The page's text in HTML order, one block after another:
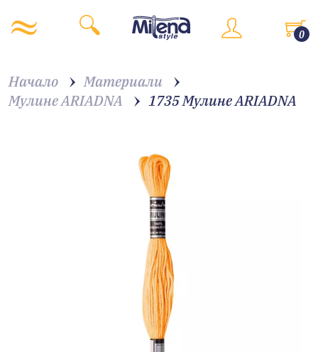
0
Начало
Материали
Мулине ARIADNA
1735 Мулине АRIADNA